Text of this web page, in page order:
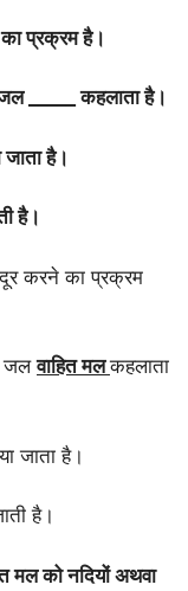
प्रक्रम है।
जल _____ कहलाता है।
है।
है।
करने का प्रक्रम
जलवाहित मलकहलाता
जाता है।
है।
मल को नदियों अथवा